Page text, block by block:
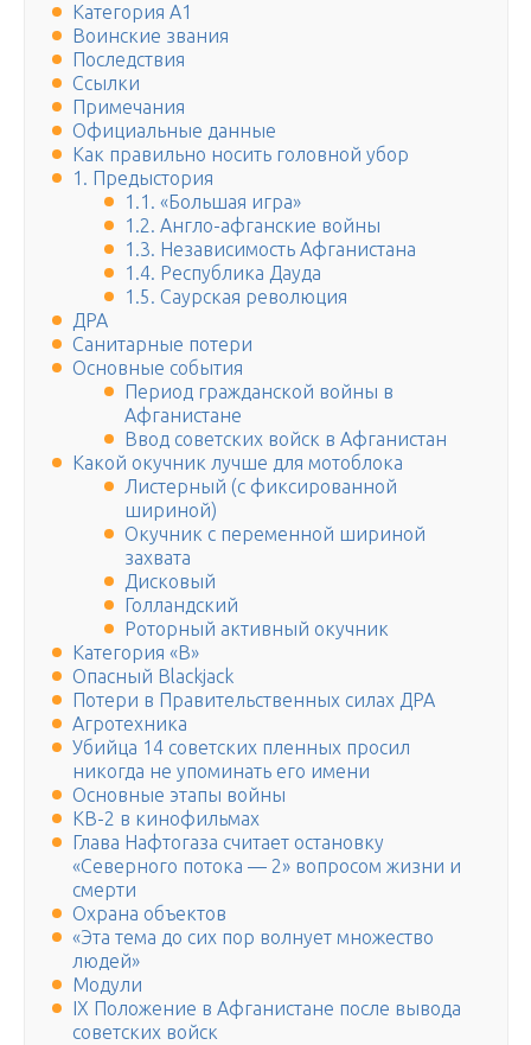
Категория А1
Воинские звания
Последствия
Ссылки
Примечания
Официальные данные
Как правильно носить головной убор
1. Предыстория
1.1. «Большая игра»
1.2. Англо-афганские войны
1.3. Независимость Афганистана
1.4. Республика Дауда
1.5. Саурская революция
ДРА
Санитарные потери
Основные события
Период гражданской войны в
Афганистане
Ввод советских войск в Афганистан
Какой окучник лучше для мотоблока
Листерный (с фиксированной
шириной)
Окучник с переменной шириной
захвата
Дисковый
Голландский
Роторный активный окучник
Категория «В»
Опасный Blackjack
Потери в Правительственных силах ДРА
Агротехника
Убийца 14 советских пленных просил
никогда не упоминать его имени
Основные этапы войны
КВ-2 в кинофильмах
Глава Нафтогаза считает остановку
«Северного потока — 2» вопросом жизни и
смерти
Охрана объектов
«Эта тема до сих пор волнует множество
людей»
Модули
IX Положение в Афганистане после вывода
советских войск